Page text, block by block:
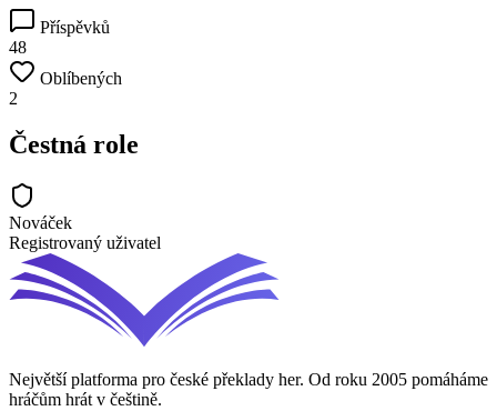
Příspěvků
48
Oblíbených
2
Čestná role
Nováček
Registrovaný uživatel
Největší platforma pro české překlady her. Od roku 2005 pomáháme
hráčům hrát v češtině.